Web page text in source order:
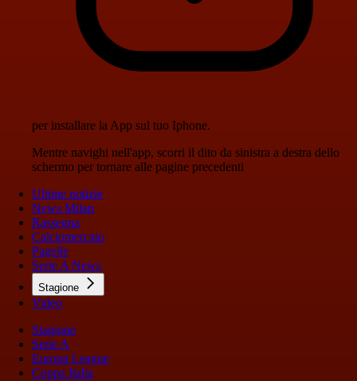
per installare la App sul tuo Iphone.
Mentre navighi nell'app, scorri il dito da sinistra a destra dello
schermo per tornare alle pagine precedenti
Ultime notizie
News Milan
Rassegna
Calciomercato
Pagelle
Serie A News
Stagione
Video
Stagione
Serie A
Europa League
Coppa Italia